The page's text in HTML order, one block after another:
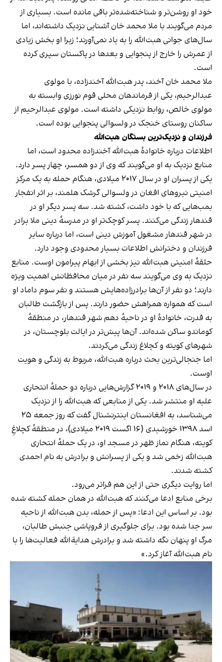
خود او روشن‌تر و شناخته‌شده‌تر باقی مانده است. بسیاری از
مردم می‌گویند با ملا محمد خان آشنایی نزدیک داشته‌اند، اما
سال‌های جوانی هبت‌الله را به یاد نمی‌آورند؛ زیرا او بخش زیادی
از عمرش را خارج از پنجوایی و بعدها در پاکستان سپری کرده
است.
ملا محمد خان آخند، پدر هبت‌الله آخندزاده، با مولوی
عبدالرحیم، یکی از فرماندهان محلی قوم نورزی وابسته به
مولوی خالص، روابط نزدیکی داشته است. مولوی عبدالرحیم از
ساکنان روستای خنجک در ولسوالی پنجوایی بوده است.
فرزندان و نزدیک‌ترین بستگان هبت‌الله
اطلاعات درباره خانوادهٔ هبت‌الله آخندزاده محدود است، اما
منابع نزدیک به او می‌گویند که وی از دو همسر، چهار پسر دارد.
یکی از پسران او در سال ۲۰۱۷ میلادی، هنگام حمله به یک مرکز
امنیتی نیروهای افغان در ولسوالی گرشک هلمند، بر اثر انفجار
بمب‌هایی که با خود داشت، کشته شد. سه پسر دیگر او در
قندهار زندگی می‌کنند. پسر کوچک‌تر او در مدرسهٔ دینی ملا برادر
در شهر قندهار مشغول آموزش دینی است، اما درباره سایر
فرزندان و دخترانش اطلاعات بسیار محدودی وجود دارد.
حلقهٔ امنیتی هبت‌الله نیز بخشی از ابهام پیرامون اوست. منابع
نزدیک به وی می‌گویند سه نفر در میان محافظانش اهمیت ویژه
دارند؛ دو نفر از آن‌ها برادرزاده‌هایش هستند و نفر سوم داماد او
است که همواره همراهش حضور دارند. پس از بازگشت طالبان
به قدرت، خانوادهٔ او در ناحیهٔ دهم شهر قندهار، در منطقهٔ
کوماندو ساکن شده‌اند. آن‌ها پیش‌تر در ایالت بلوچستان، در
شهرهای کویته و کچلاغ زندگی می‌کردند.
اما جنجالی‌ترین بحث درباره هبت‌الله، مربوط به زندگی و هویت
اوست.
در سال‌های ۲۰۱۸ و ۲۰۱۹ گزارش‌هایی درباره دو حملهٔ انتحاری
علیه او منتشر شد. یکی از منابعی که هبت‌الله را از نزدیک
می‌شناسد، به افغانستان اینترنشنال گفت که روز جمعه ۲۵
اسد ۱۳۹۸ خورشیدی (۱۶ اگست ۲۰۱۹ میلادی)، در منطقهٔ کچلاغِ
کویته، هنگام نماز ظهر در مسجد او، در یک حملهٔ انتحاری
هبت‌الله زخمی شد و یکی از پسرانش و برادرش به نام احمدی
کشته شدند.
اما روایت دیگری حتی از این هم فراتر می‌رود.
برخی منابع ادعا می‌کنند که هبت‌الله در همان حمله کشته شده
بود. بر اساس این ادعا: «پس از حمله، بدن هبت‌الله از ناحیه
سر جدا شده بود. برای جلوگیری از فروپاشی جنبش طالبان،
مرگ او پنهان نگه داشته شد و برادرش هدایة‌الله فعالیت‌ها را با
نام هبت‌الله آغاز کرد.»